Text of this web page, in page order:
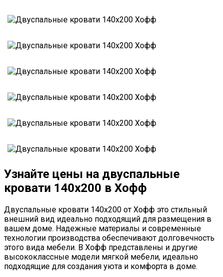
Узнайте цены на двуспальные
кровати 140х200 в Хофф
Двуспальные кровати 140х200 от Хофф это стильный
внешний вид идеально подходящий для размещения в
вашем доме. Надежные материалы и современные
технологии производства обеспечивают долговечность
этого вида мебели. В Хофф представлены и другие
высококлассные модели мягкой мебели, идеально
подходящие для создания уюта и комфорта в доме.